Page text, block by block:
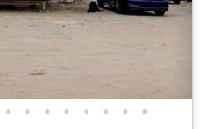
• • • • • • • •